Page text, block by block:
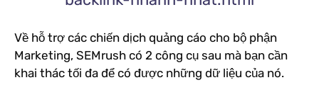
Về hỗ trợ các chiến dịch quảng cáo cho bộ phận
Marketing, SEMrush có 2 công cụ sau mà bạn cần
khai thác tối đa để có được những dữ liệu của nó.